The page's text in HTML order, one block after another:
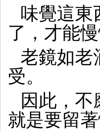
味覺這東
了，才能
老鏡如老
受。
因此，
就是要留